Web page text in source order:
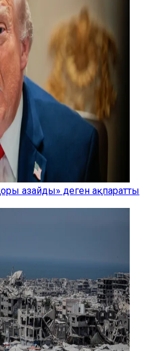
азайды» деген ақпаратты